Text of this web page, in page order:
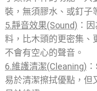
裝，無須膠水、或釘子
5.靜音效果(Sound) ：
料，比木頭的更密集、
不會有空心的聲音。
6.維護清潔(Cleaning)
易於清潔擦拭優點，但